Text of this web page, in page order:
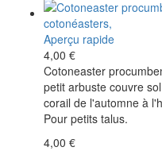
Aperçu rapide
4,00 €
Cotoneaster
petit arbuste couvre
corail de l'automne à
Pour petits talus.
4,00 €